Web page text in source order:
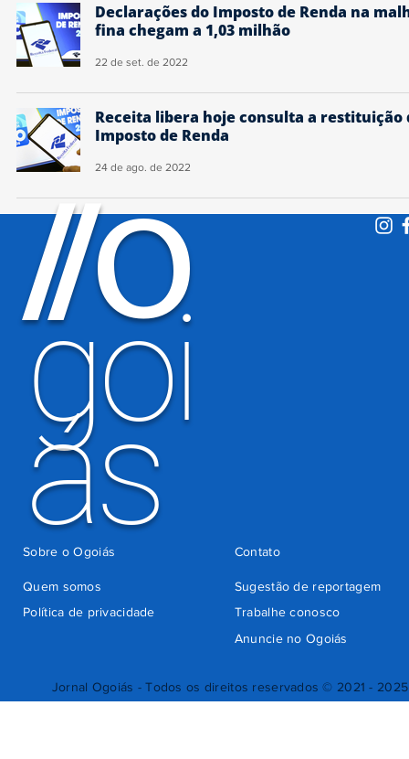
Declarações do Imposto de Renda na
fina chegam a 1,03 milhão
22 de set. de 2022
Receita libera hoje consulta a restituição
Imposto de Renda
24 de ago. de 2022
Jornal Ogoiás - Todos os direitos reservados © 2021 - 2025
//O
goi
ás
Quem somos
Sugestão de reportagem
Trabalhe conosco
Política de privacidade
Anuncie no Ogoiás
Contato
Sobre o Ogoiás